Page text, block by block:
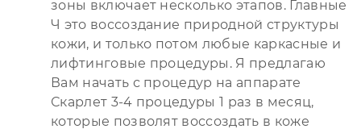
зоны включает несколько этапов. Главные
Ч это воссоздание природной структуры
кожи, и только потом любые каркасные и
лифтинговые процедуры. Я предлагаю
Вам начать с процедур на аппарате
Скарлет 3-4 процедуры 1 раз в месяц,
которые позволят воссоздать в коже